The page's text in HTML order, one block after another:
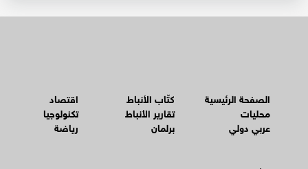
الصفحة الرئيسية
محليات
عربي دولي
كتّاب الأنباط
تقارير الأنباط
برلمان
اقتصاد
تكنولوجيا
رياضة